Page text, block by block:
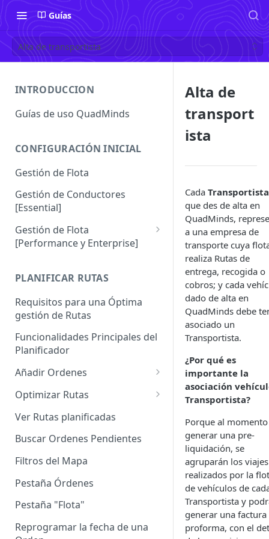
Guías
Alta de transportista
INTRODUCCION
Guías de uso QuadMinds
CONFIGURACIÓN INICIAL
Gestión de Flota
Gestión de Conductores
[Essential]
Gestión de Flota
[Performance y Enterprise]
Enterprise]
Vehículos
Agrupación de dispositivos
Asignación de dispositivos a
usuarios
PLANIFICAR RUTAS
Requisitos para una Óptima
gestión de Rutas
Funcionalidades Principales del
Planificador
Añadir Ordenes
Definición de una Orden
Añadir de forma manual
Añadir con el archivo standard
Añadir con Plantilla propia
Añadir con la plantilla
Añadir desde Tiendas e-
Optimizar Rutas
¿Cómo Saber si mi ruta está
optimizada?
Variables para optimizar las
Rutas
Definir la Ventana Horaria de
Ver Rutas planificadas
Buscar Ordenes Pendientes
Filtros del Mapa
Pestaña Órdenes
Pestaña "Flota"
Reprogramar la fecha de una
Alta de
transport
ista
Cada Transportista
que des de alta en
QuadMinds,
a una empresa de
transporte cuya
realiza Rutas de
entrega, recogida o
cobros; y cada
dado de alta en
QuadMinds debe
asociado un
Transportista.
¿Por qué es
importante la
asociación
Transportista?
Porque al
generar una pre-
liquidación, se
agruparán los viajes
realizados por la
de vehículos de
Transportista y
generar una factura
proforma, con el